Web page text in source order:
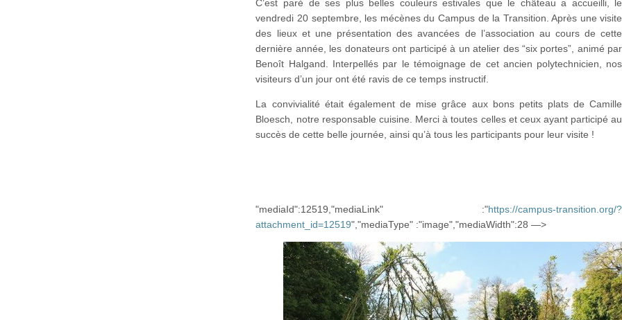
C’est paré de ses plus belles couleurs estivales que le château a accueilli, le
vendredi 20 septembre, les mécènes du Campus de la Transition. Après une visite
des lieux et une présentation des avancées de l’association au cours de cette
dernière année, les donateurs ont participé à un atelier des “six portes”, animé par
Benoît Halgand. Interpellés par le témoignage de cet ancien polytechnicien, nos
visiteurs d’un jour ont été ravis de ce temps instructif.
La convivialité était également de mise grâce aux bons petits plats de Camille
Bloesch, notre responsable cuisine. Merci à toutes celles et ceux ayant participé au
succès de cette belle journée, ainsi qu’à tous les participants pour leur visite !
"mediaId":12519,"mediaLink" :"https://campus-transition.org/?
attachment_id=12519","mediaType" :"image","mediaWidth":28 —>